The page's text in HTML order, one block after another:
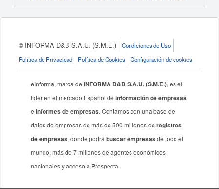
© INFORMA D&B S.A.U. (S.M.E.)
Condiciones de Uso
Política de Privacidad
Política de Cookies Configuración de cookies
eInforma, marca deINFORMA D&B S.A.U. (S.M.E.), es el
líder en el mercado Español deinformación de empresas
einformes de empresas. Contamos con una base de
datos de empresas de más de 500 millones deregistros
de empresas, donde podrábuscar empresas de todo el
mundo, más de 7 millones de agentes económicos
nacionales y acceso a Prospecta.